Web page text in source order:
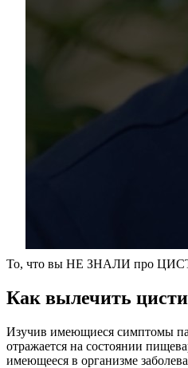
То, что вы НЕ ЗНАЛИ про
Как вылечить
Изучив имеющиеся симптомы
отражается на состоянии
имеющееся в организме